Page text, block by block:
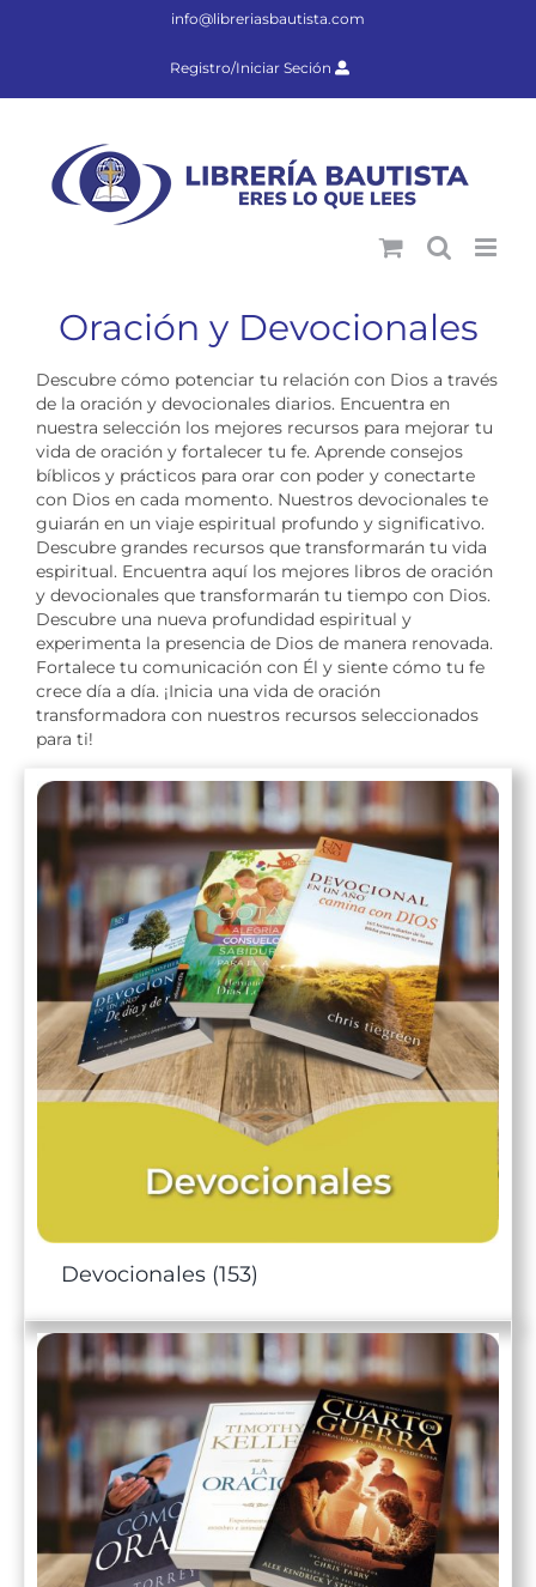
info@libreriasbautista.com
Registro/Iniciar Seción
Oración y Devocionales
Descubre cómo potenciar tu relación con Dios a través
de la oración y devocionales diarios. Encuentra en
nuestra selección los mejores recursos para mejorar tu
vida de oración y fortalecer tu fe. Aprende consejos
bíblicos y prácticos para orar con poder y conectarte
con Dios en cada momento. Nuestros devocionales te
guiarán en un viaje espiritual profundo y significativo.
Descubre grandes recursos que transformarán tu vida
espiritual. Encuentra aquí los mejores libros de oración
y devocionales que transformarán tu tiempo con Dios.
Descubre una nueva profundidad espiritual y
experimenta la presencia de Dios de manera renovada.
Fortalece tu comunicación con Él y siente cómo tu fe
crece día a día. ¡Inicia una vida de oración
transformadora con nuestros recursos seleccionados
para ti!
Devocionales (153)